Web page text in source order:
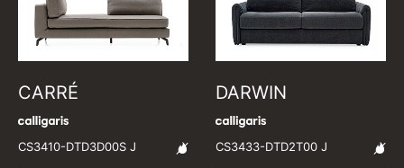
CARRÉ
CS3410-DTD3D00S J
DARWIN
CS3433-DTD2T00 J